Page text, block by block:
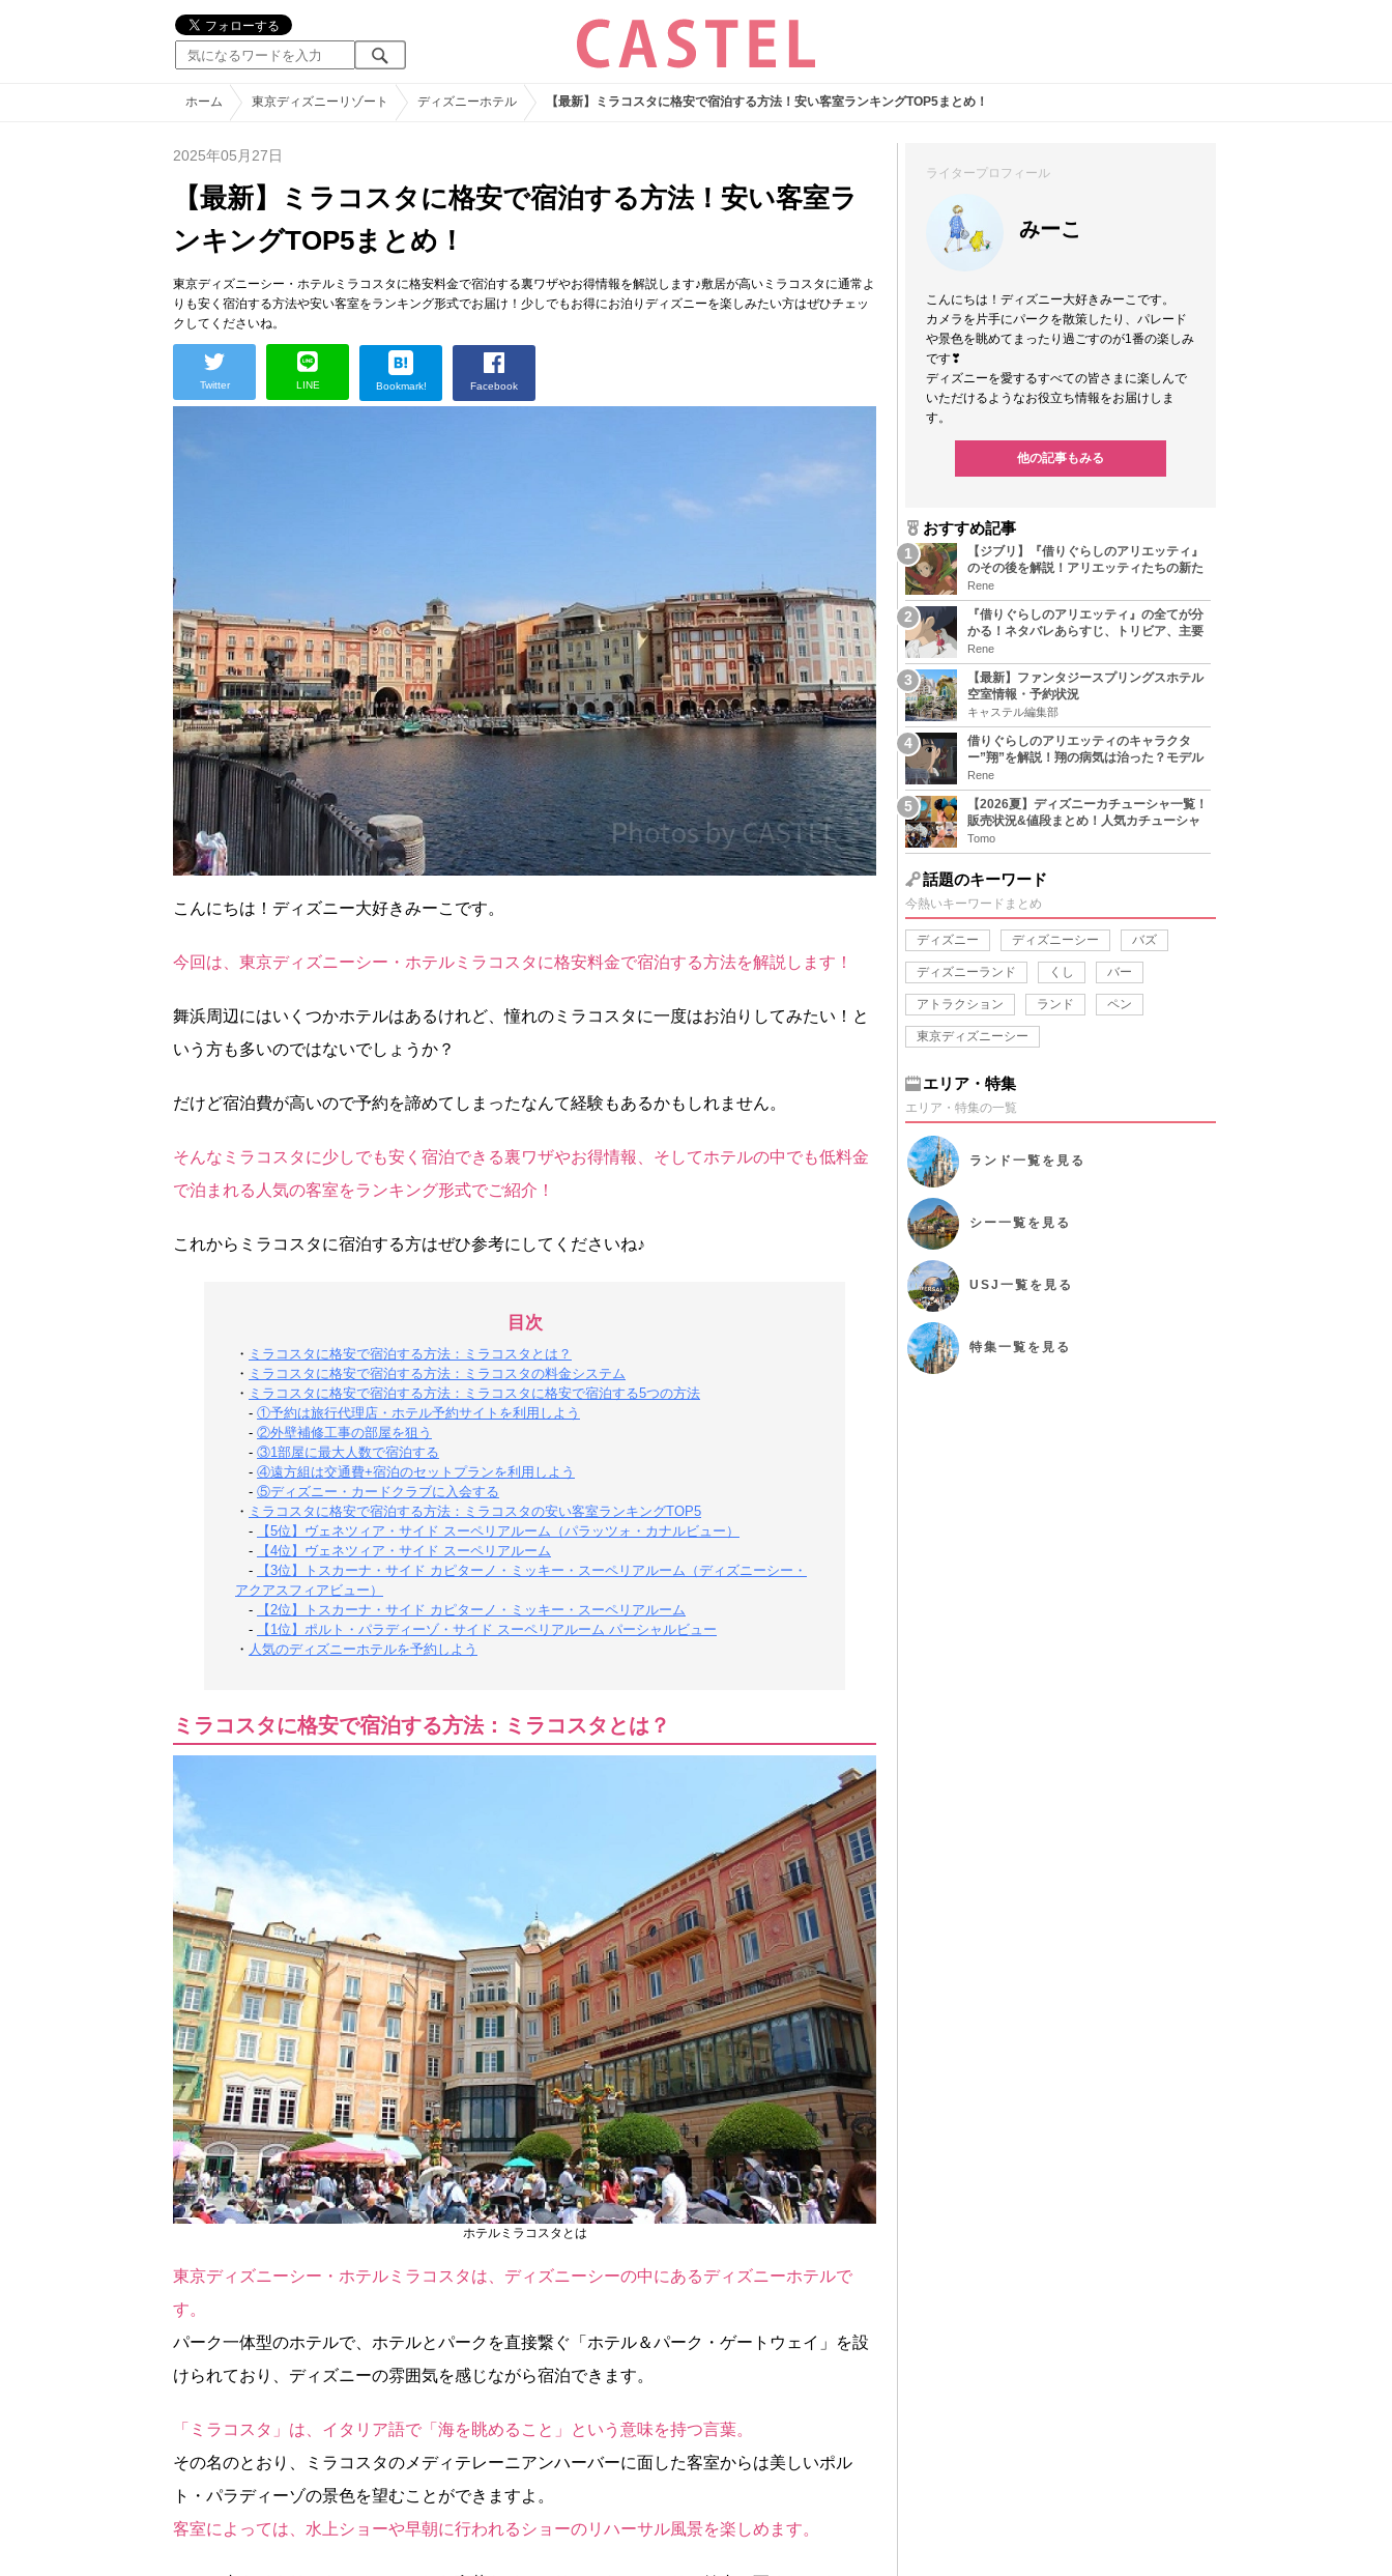
ホーム 東京ディズニーリゾート ディズニーホテル 【最新】ミラコスタに格安で宿泊する方法！安い客室ランキングTOP5まとめ！
2025年05月27日
【最新】ミラコスタに格安で宿泊する方法！安い客室ラ
ンキングTOP5まとめ！
東京ディズニーシー・ホテルミラコスタに格安料金で宿泊する裏ワザやお得情報を解説します♪敷居が高いミラコスタに通常よ
りも安く宿泊する方法や安い客室をランキング形式でお届け！少しでもお得にお泊りディズニーを楽しみたい方はぜひチェッ
クしてくださいね。
Twitter LINE Bookmark! Facebook
こんにちは！ディズニー大好きみーこです。
今回は、東京ディズニーシー・ホテルミラコスタに格安料金で宿泊する方法を解説します！
舞浜周辺にはいくつかホテルはあるけれど、憧れのミラコスタに一度はお泊りしてみたい！と
いう方も多いのではないでしょうか？
だけど宿泊費が高いので予約を諦めてしまったなんて経験もあるかもしれません。
そんなミラコスタに少しでも安く宿泊できる裏ワザやお得情報、そしてホテルの中でも低料金
で泊まれる人気の客室をランキング形式でご紹介！
これからミラコスタに宿泊する方はぜひ参考にしてくださいね♪
目次
・ ミラコスタに格安で宿泊する方法：ミラコスタとは？
・ ミラコスタに格安で宿泊する方法：ミラコスタの料金システム
・ ミラコスタに格安で宿泊する方法：ミラコスタに格安で宿泊する5つの方法
- ①予約は旅行代理店・ホテル予約サイトを利用しよう
- ②外壁補修工事の部屋を狙う
- ③1部屋に最大人数で宿泊する
- ④遠方組は交通費+宿泊のセットプランを利用しよう
- ⑤ディズニー・カードクラブに入会する
・ ミラコスタに格安で宿泊する方法：ミラコスタの安い客室ランキングTOP5
-
【5位】ヴェネツィア・サイド スーペリアルーム（パラッツォ・カナルビュー）
-
【4位】ヴェネツィア・サイド スーペリアルーム
-
【3位】トスカーナ・サイド カピターノ・ミッキー・スーペリアルーム（ディズニーシー・
アクアスフィアビュー）
-
【2位】トスカーナ・サイド カピターノ・ミッキー・スーペリアルーム
-
【1位】ポルト・パラディーゾ・サイド スーペリアルーム パーシャルビュー
・ 人気のディズニーホテルを予約しよう
ミラコスタに格安で宿泊する方法：ミラコスタとは？
ホテルミラコスタとは
東京ディズニーシー・ホテルミラコスタは、ディズニーシーの中にあるディズニーホテルで
す。
パーク一体型のホテルで、ホテルとパークを直接繋ぐ「ホテル＆パーク・ゲートウェイ」を設
けられており、ディズニーの雰囲気を感じながら宿泊できます。
「ミラコスタ」は、イタリア語で「海を眺めること」という意味を持つ言葉。
その名のとおり、ミラコスタのメディテレーニアンハーバーに面した客室からは美しいポル
ト・パラディーゾの景色を望むことができますよ。
客室によっては、水上ショーや早朝に行われるショーのリハーサル風景を楽しめます。
ライタープロフィール
みーこ
こんにちは！ディズニー大好きみーこです。
カメラを片手にパークを散策したり、パレード
や景色を眺めてまったり過ごすのが1番の楽しみ
です❣
ディズニーを愛するすべての皆さまに楽しんで
いただけるようなお役立ち情報をお届けしま
す。
他の記事もみる
おすすめ記事
【ジブリ】『借りぐらしのアリエッティ』
のその後を解説！アリエッティたちの新た
な住処は？翔の病気は治る？
Rene
『借りぐらしのアリエッティ』の全てが分
かる！ネタバレあらすじ、トリビア、主要
キャラまとめ！
Rene
【最新】ファンタジースプリングスホテル
空室情報・予約状況
キャステル編集部
借りぐらしのアリエッティのキャラクタ
ー”翔”を解説！翔の病気は治った？モデル
は誰？
Rene
【2026夏】ディズニーカチューシャ一覧！
販売状況&値段まとめ！人気カチューシャ
をチェック
Tomo
話題のキーワード
今熱いキーワードまとめ
ディズニー ディズニーシー バズ
ディズニーランド くし バー
アトラクション ランド ペン
東京ディズニーシー
エリア・特集
エリア・特集の一覧
ランド 一覧を見る
シー一覧を見る
USJ 一覧を見る
特集一覧を見る